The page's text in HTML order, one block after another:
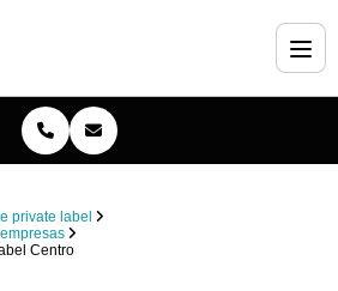
private label
Centro